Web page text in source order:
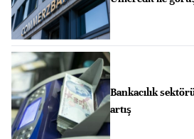
Bankacılık
artış